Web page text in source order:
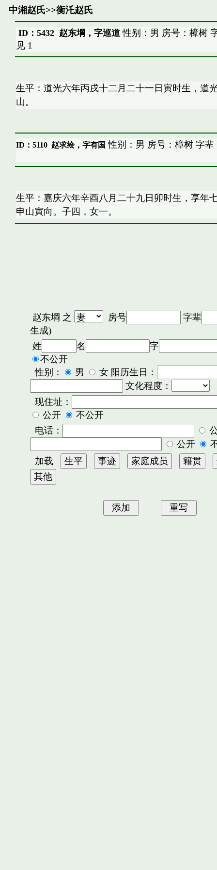
中湘赵氏>>衡汑赵氏
ID：5432 赵东堈，字巡道性别：男 房号：樟树
见 1
生平：道光六年丙戌十二月二十一日寅时生，道
山。
ID：5110 赵求绘，字有国 性别：男 房号：樟树 字
生平：嘉庆六年辛酉八月二十九日卯时生，享年
申山寅向。子四，女一。
赵东堈 之 房号
字辈
生成)
姓
名
字
不公开
性别：
男
女 阳历生日：
文化程度：
现住址：
公开
不公开
电话：
公开
加载